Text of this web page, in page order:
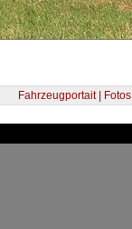
Fahrzeugportait | Fotos